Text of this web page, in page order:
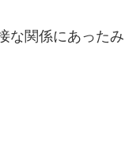
な関係にあったみ